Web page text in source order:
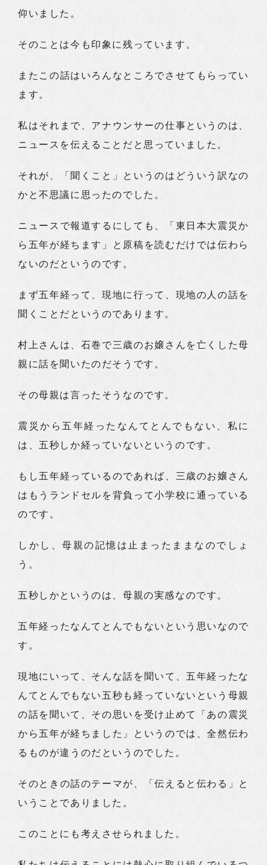
仰いました。
そのことは今も印象に残っています。
またこの話はいろんなところでさせてもらってい
ます。
私はそれまで、アナウンサーの仕事というのは、
ニュースを伝えることだと思っていました。
それが、「聞くこと」というのはどういう訳なの
かと不思議に思ったのでした。
ニュースで報道するにしても、「東日本大震災か
ら五年が経ちます」と原稿を読むだけでは伝わら
ないのだというのです。
まず五年経って、現地に行って、現地の人の話を
聞くことだというのであります。
村上さんは、石巻で三歳のお嬢さんを亡くした母
親に話を聞いたのだそうです。
その母親は言ったそうなのです。
震災から五年経ったなんてとんでもない、私に
は、五秒しか経っていないというのです。
もし五年経っているのであれば、三歳のお嬢さん
はもうランドセルを背負って小学校に通っている
のです。
しかし、母親の記憶は止まったままなのでしょ
う。
五秒しかというのは、母親の実感なのです。
五年経ったなんてとんでもないという思いなので
す。
現地にいって、そんな話を聞いて、五年経ったな
んてとんでもない五秒も経っていないという母親
の話を聞いて、その思いを受け止めて「あの震災
から五年が経ちました」というのでは、全然伝わ
るものが違うのだというのでした。
そのときの話のテーマが、「伝えると伝わる」と
いうことでありました。
このことにも考えさせられました。